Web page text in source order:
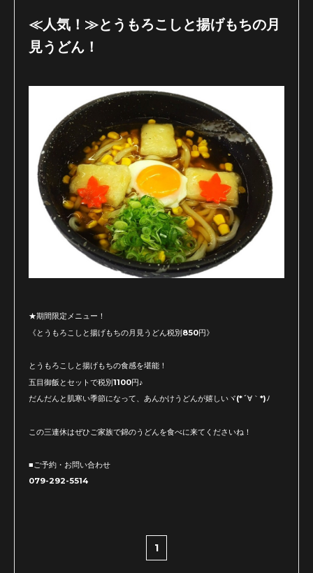
≪人気！≫とうもろこしと揚げもちの月
見うどん！
★期間限定メニュー！
《とうもろこしと揚げもちの月見うどん税別850円》
とうもろこしと揚げもちの食感を堪能！
五目御飯とセットで税別1100円♪
だんだんと肌寒い季節になって、あんかけうどんが嬉しいヾ(*´∀｀*)ﾉ
この三連休はぜひご家族で錦のうどんを食べに来てくださいね！
■ご予約・お問い合わせ
079-292-5514
1